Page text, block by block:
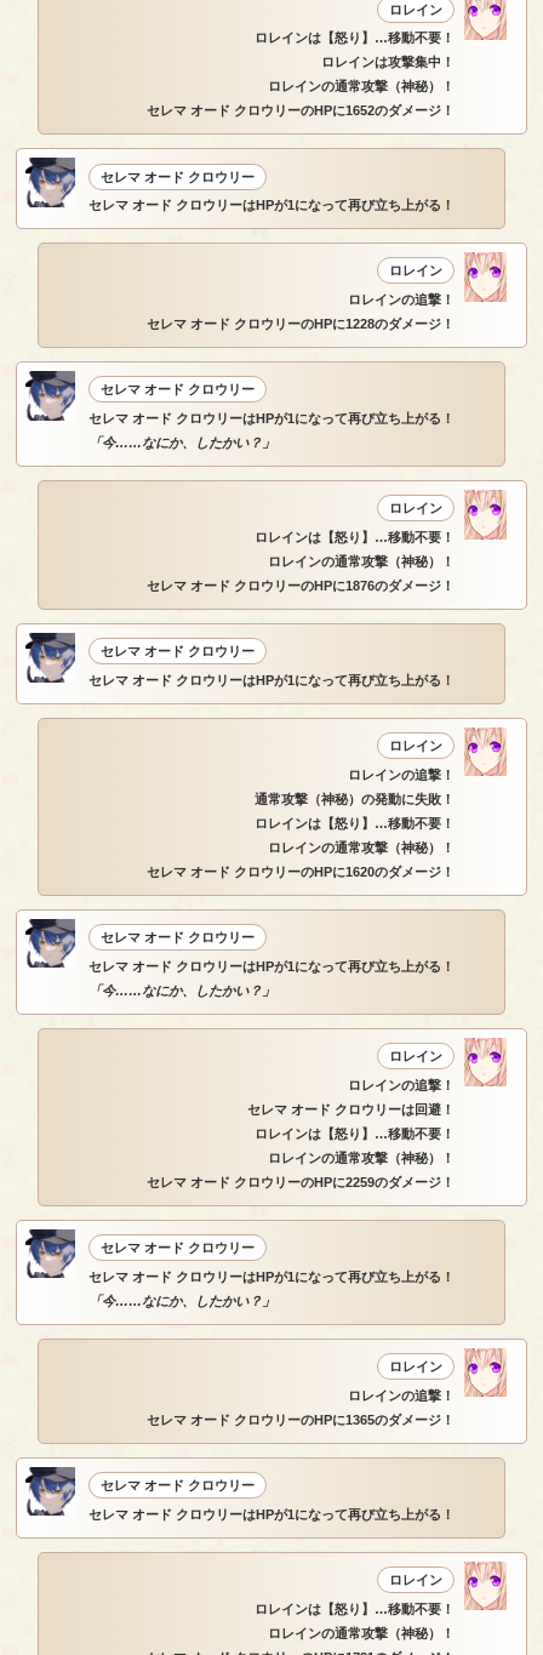
ロレイン
ロレインは【怒り】…移動不要！
ロレインは攻撃集中！
ロレインの通常攻撃（神秘）！
セレマ オード クロウリーのHPに1652のダメージ！
セレマ オード クロウリー
セレマ オード クロウリーはHPが1になって再び立ち上がる！
ロレイン
ロレインの追撃！
セレマ オード クロウリーのHPに1228のダメージ！
セレマ オード クロウリー
セレマ オード クロウリーはHPが1になって再び立ち上がる！
「今……なにか、したかい？」
ロレイン
ロレインは【怒り】…移動不要！
ロレインの通常攻撃（神秘）！
セレマ オード クロウリーのHPに1876のダメージ！
セレマ オード クロウリー
セレマ オード クロウリーはHPが1になって再び立ち上がる！
ロレイン
ロレインの追撃！
通常攻撃（神秘）の発動に失敗！
ロレインは【怒り】…移動不要！
ロレインの通常攻撃（神秘）！
セレマ オード クロウリーのHPに1620のダメージ！
セレマ オード クロウリー
セレマ オード クロウリーはHPが1になって再び立ち上がる！
「今……なにか、したかい？」
ロレイン
ロレインの追撃！
セレマ オード クロウリーは回避！
ロレインは【怒り】…移動不要！
ロレインの通常攻撃（神秘）！
セレマ オード クロウリーのHPに2259のダメージ！
セレマ オード クロウリー
セレマ オード クロウリーはHPが1になって再び立ち上がる！
「今……なにか、したかい？」
ロレイン
ロレインの追撃！
セレマ オード クロウリーのHPに1365のダメージ！
セレマ オード クロウリー
セレマ オード クロウリーはHPが1になって再び立ち上がる！
ロレイン
ロレインは【怒り】…移動不要！
ロレインの通常攻撃（神秘）！